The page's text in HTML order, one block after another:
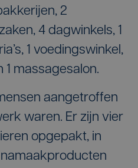
2
4 dagwinkels, 1
1 voedingswinkel,
1 massagesalon.
aangetroffen
waren. Er zijn vier
opgepakt, in